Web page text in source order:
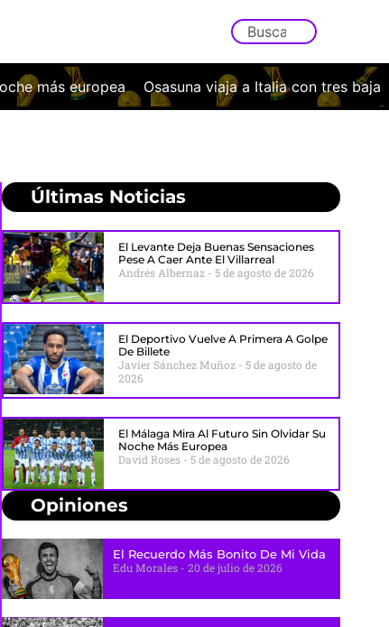
Osasuna viaja a Italia con tres bajas y un exigente
Últimas Noticias
El Levante Deja Buenas Sensaciones
Pese A Caer Ante El Villarreal
Andrés Albernaz 5 de agosto de 2026
El Deportivo Vuelve A Primera A Golpe
De Billete
Javier Sánchez Muñoz
5 de agosto de
2026
El Málaga Mira Al Futuro Sin Olvidar Su
Noche Más Europea
David Roses 5 de agosto de 2026
Opiniones
El Recuerdo Más Bonito De Mi Vida
Edu Morales
20 de julio de 2026